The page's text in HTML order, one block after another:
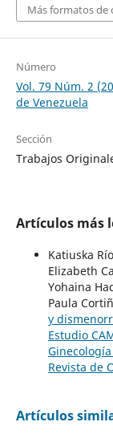
Más formatos de
Número
Vol. 79 Núm. 2
de Venezuela
Sección
Trabajos
Artículos más
Katiuska
Elizabeth
Yohaina
Paula
y
Estudio
Revista de
Artículos